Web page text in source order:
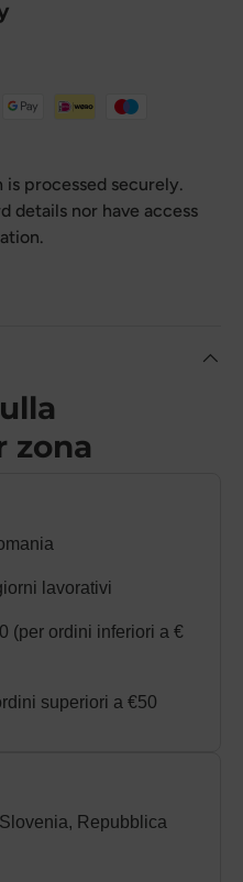
processed securely.
details nor have access
zona
lavorativi
(per ordini inferiori a €
superiori a €50
Repubblica